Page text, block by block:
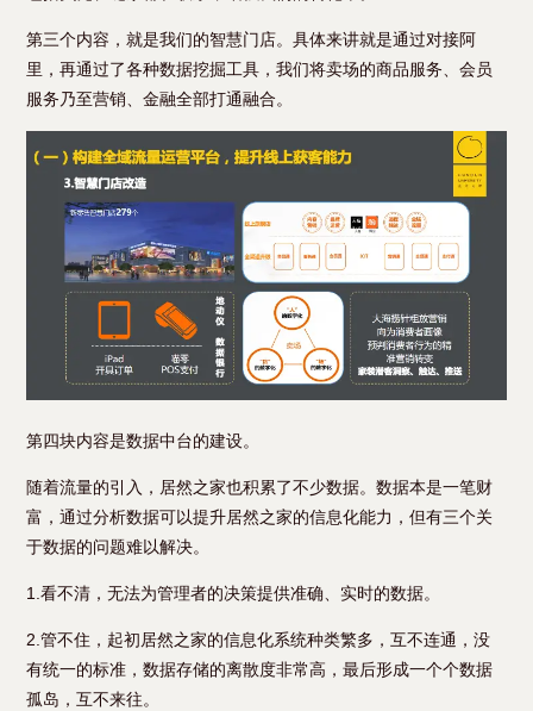
第三个内容，就是我们的智慧门店。具体来讲就是通过对接阿
里，再通过了各种数据挖掘工具，我们将卖场的商品服务、会员
服务乃至营销、金融全部打通融合。
第四块内容是数据中台的建设。
随着流量的引入，居然之家也积累了不少数据。数据本是一笔财
富，通过分析数据可以提升居然之家的信息化能力，但有三个关
于数据的问题难以解决。
1.看不清，无法为管理者的决策提供准确、实时的数据。
2.管不住，起初居然之家的信息化系统种类繁多，互不连通，没
有统一的标准，数据存储的离散度非常高，最后形成一个个数据
孤岛，互不来往。